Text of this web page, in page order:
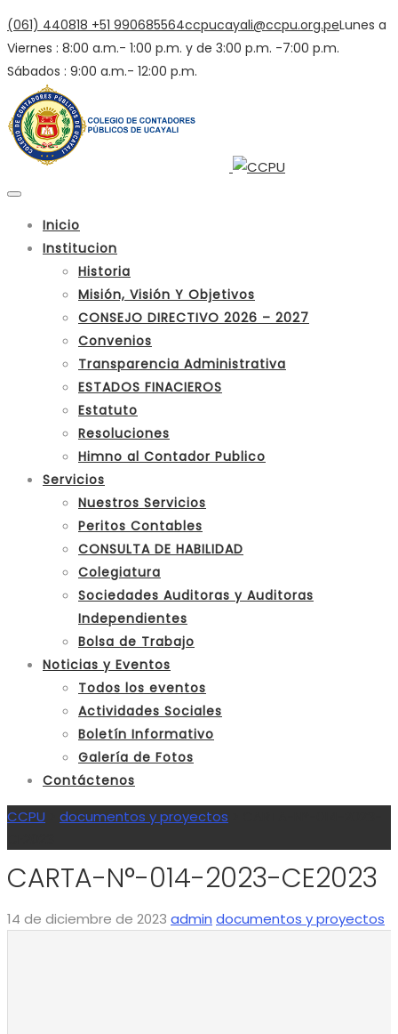
(061) 440818 +51 990685564ccpucayali@ccpu.org.peLunes a
Viernes : 8:00 a.m.- 1:00 p.m. y de 3:00 p.m. -7:00 p.m.
Sábados : 9:00 a.m.- 12:00 p.m.
Inicio
Institucion
Historia
Misión, Visión Y Objetivos
CONSEJO DIRECTIVO 2026 – 2027
Convenios
Transparencia Administrativa
ESTADOS FINACIEROS
Estatuto
Resoluciones
Himno al Contador Publico
Servicios
Nuestros Servicios
Peritos Contables
CONSULTA DE HABILIDAD
Colegiatura
Sociedades Auditoras y Auditoras
Independientes
Bolsa de Trabajo
Noticias y Eventos
Todos los eventos
Actividades Sociales
Boletín Informativo
Galería de Fotos
Contáctenos
CCPU documentos y proyectos
CARTA-N°-014-2023-CE2023
14 de diciembre de 2023 admin documentos y proyectos